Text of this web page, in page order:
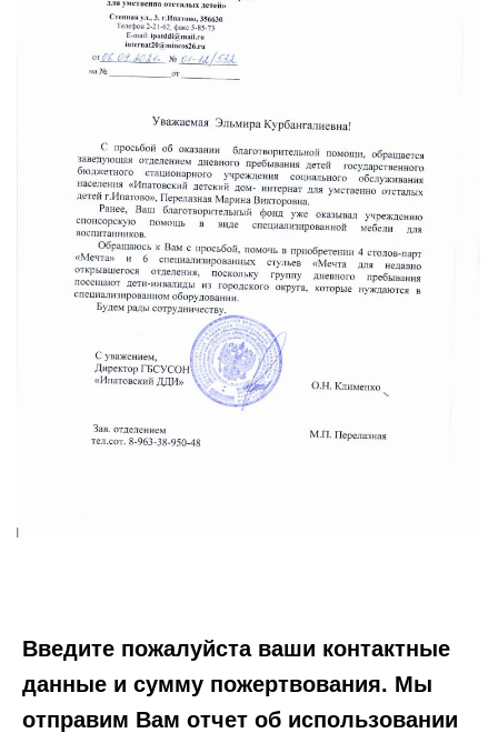
Введите пожалуйста ваши контактные
данные и сумму пожертвования. Мы
отправим Вам отчет об использовании